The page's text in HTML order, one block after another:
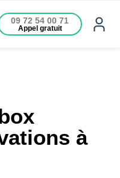
09 72 54 00 71
Appel gratuit
à